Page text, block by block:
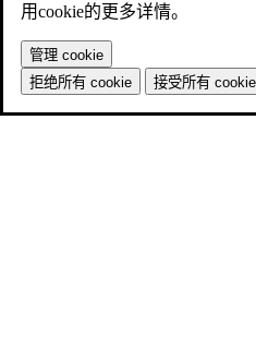
用cookie的更多详情。
管理 cookie
拒绝所有 cookie
接受所有 cookie